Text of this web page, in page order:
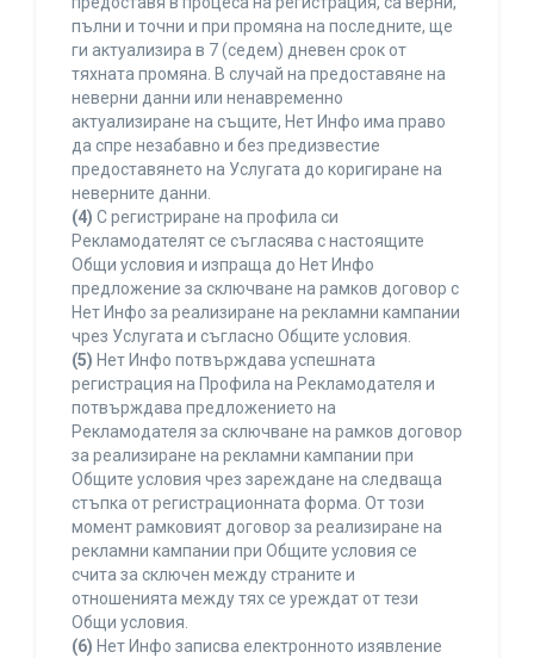
пълни и точни и при промяна на последните, ще
ги актуализира в 7 (седем) дневен срок от
тяхната промяна. В случай на предоставяне на
неверни данни или ненавременно
актуализиране на същите, Нет Инфо има право
да спре незабавно и без предизвестие
предоставянето на Услугата до коригиране на
неверните данни.
(4) С регистриране на профила си
Рекламодателят се съгласява с настоящите
Общи условия и изпраща до Нет Инфо
предложение за сключване на рамков договор с
Нет Инфо за реализиране на рекламни кампании
чрез Услугата и съгласно Общите условия.
(5) Нет Инфо потвърждава успешната
регистрация на Профила на Рекламодателя и
потвърждава предложението на
Рекламодателя за сключване на рамков договор
за реализиране на рекламни кампании при
Общите условия чрез зареждане на следваща
стъпка от регистрационната форма. От този
момент рамковият договор за реализиране на
рекламни кампании при Общите условия се
счита за сключен между страните и
отношенията между тях се уреждат от тези
Общи условия.
(6) Нет Инфо записва електронното изявление